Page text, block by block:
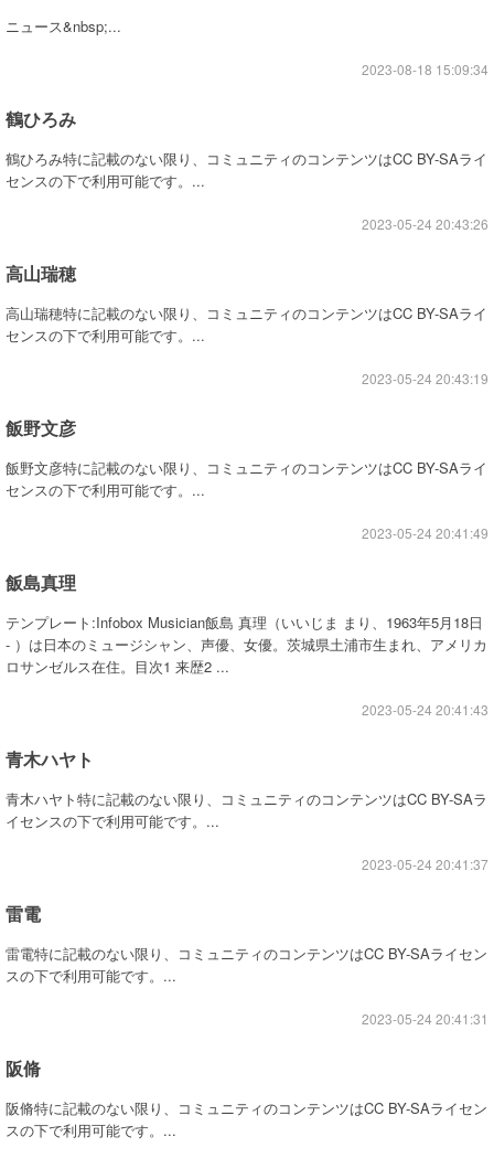
ニュース&nbsp;...
2023-08-18 15:09:34
鶴ひろみ
鶴ひろみ特に記載のない限り、コミュニティのコンテンツはCC BY-SAライ
センスの下で利用可能です。...
2023-05-24 20:43:26
高山瑞穂
高山瑞穂特に記載のない限り、コミュニティのコンテンツはCC BY-SAライ
センスの下で利用可能です。...
2023-05-24 20:43:19
飯野文彦
飯野文彦特に記載のない限り、コミュニティのコンテンツはCC BY-SAライ
センスの下で利用可能です。...
2023-05-24 20:41:49
飯島真理
テンプレート:Infobox Musician飯島 真理（いいじま まり、1963年5月18日
- ）は日本のミュージシャン、声優、女優。茨城県土浦市生まれ、アメリカ
ロサンゼルス在住。目次1 来歴2 ...
2023-05-24 20:41:43
青木ハヤト
青木ハヤト特に記載のない限り、コミュニティのコンテンツはCC BY-SAラ
イセンスの下で利用可能です。...
2023-05-24 20:41:37
雷電
雷電特に記載のない限り、コミュニティのコンテンツはCC BY-SAライセン
スの下で利用可能です。...
2023-05-24 20:41:31
阪脩
阪脩特に記載のない限り、コミュニティのコンテンツはCC BY-SAライセン
スの下で利用可能です。...